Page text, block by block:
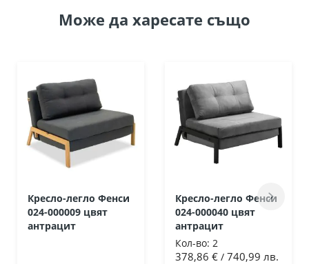
Може да харесате също
Кресло-легло Фенси
024-000009 цвят
антрацит
Кресло-легло Фенси
024-000040 цвят
антрацит
Кол-во: 2
378,86 € / 740,99 лв.